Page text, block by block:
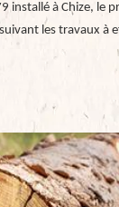
installé à Chize, le
les travaux à